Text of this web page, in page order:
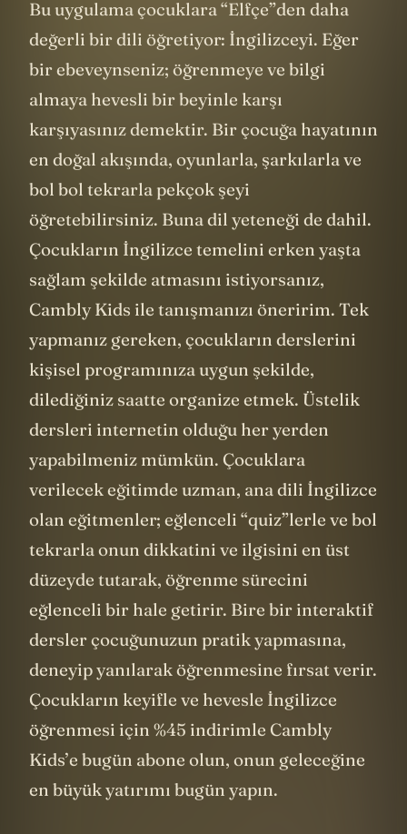
Bu uygulama çocuklara “Elfçe”den daha
değerli bir dili öğretiyor: İngilizceyi. Eğer
bir ebeveynseniz; öğrenmeye ve bilgi
almaya hevesli bir beyinle karşı
karşıyasınız demektir. Bir çocuğa hayatının
en doğal akışında, oyunlarla, şarkılarla ve
bol bol tekrarla pekçok şeyi
öğretebilirsiniz. Buna dil yeteneği de dahil.
Çocukların İngilizce temelini erken yaşta
sağlam şekilde atmasını istiyorsanız,
Cambly Kids ile tanışmanızı öneririm. Tek
yapmanız gereken, çocukların derslerini
kişisel programınıza uygun şekilde,
dilediğiniz saatte organize etmek. Üstelik
dersleri internetin olduğu her yerden
yapabilmeniz mümkün. Çocuklara
verilecek eğitimde uzman, ana dili İngilizce
olan eğitmenler; eğlenceli “quiz”lerle ve bol
tekrarla onun dikkatini ve ilgisini en üst
düzeyde tutarak, öğrenme sürecini
eğlenceli bir hale getirir. Bire bir interaktif
dersler çocuğunuzun pratik yapmasına,
deneyip yanılarak öğrenmesine fırsat verir.
Çocukların keyifle ve hevesle İngilizce
öğrenmesi için %45 indirimle Cambly
Kids’e bugün abone olun, onun geleceğine